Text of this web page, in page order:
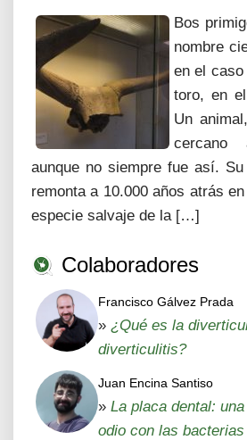
Bos
nombre
en el
toro, en
Un
cercano
aunque no siempre fue así.
remonta a 10.000 años atrás
especie salvaje de la […]
Colaboradores
Francisco Gálvez Prada
» ¿Qué es la
diverticulitis?
Juan Encina Santiso
» La placa dental:
odio con las